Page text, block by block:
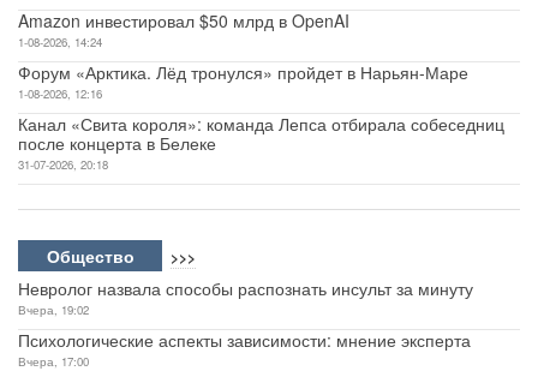
Amazon инвестировал $50 млрд в OpenAI
1-08-2026, 14:24
Форум «Арктика. Лёд тронулся» пройдет в Нарьян-Маре
1-08-2026, 12:16
Канал «Свита короля»: команда Лепса отбирала собеседниц
после концерта в Белеке
31-07-2026, 20:18
Общество >>>
Невролог назвала способы распознать инсульт за минуту
Вчера, 19:02
Психологические аспекты зависимости: мнение эксперта
Вчера, 17:00